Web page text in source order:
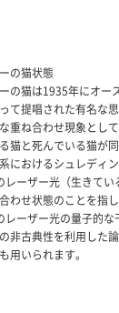
の猫状態
の猫は1935年にオー
て提唱された有名な
重ね合わせ現象とし
猫と死んでいる猫が
におけるシュレディ
レーザー光（生きてい
わせ状態のことを指
レーザー光の量子的
非古典性を利用した
用いられます。